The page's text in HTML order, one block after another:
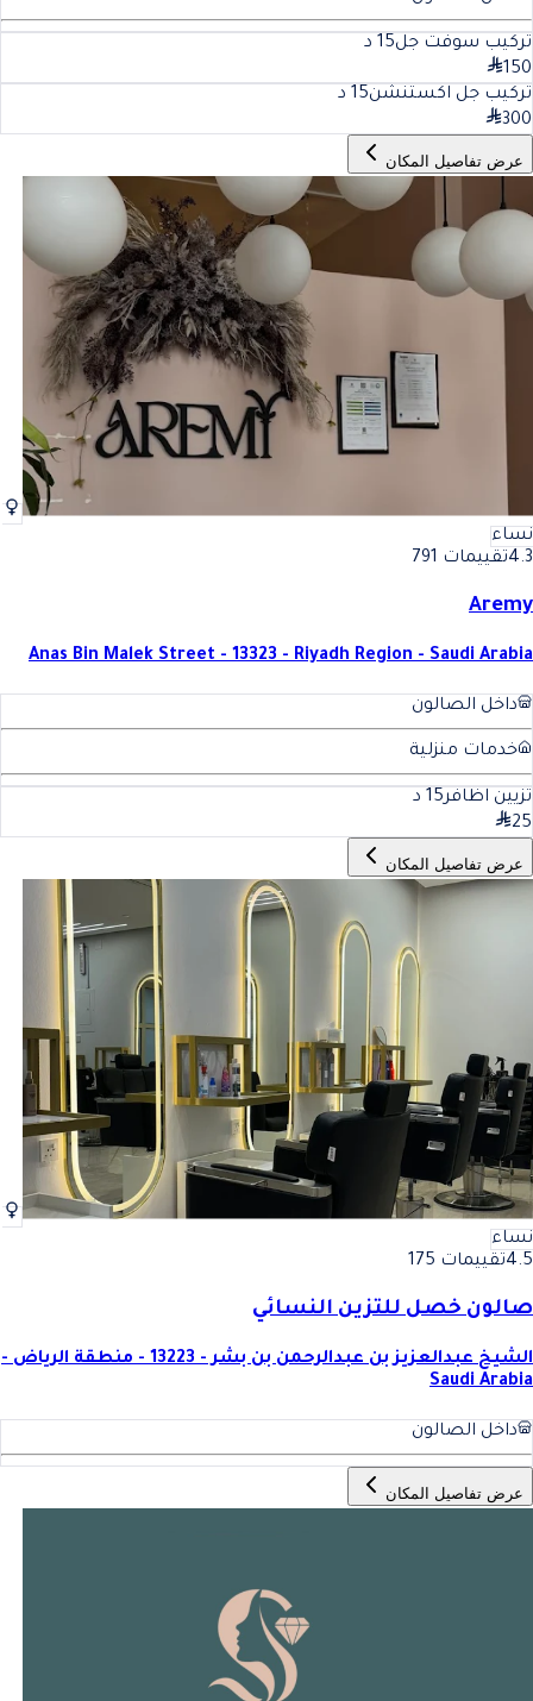
تركيب سوفت جل15 د
150
تركيب جل اكستنشن15 د
300
عرض تفاصيل المكان
نساء
4.3تقييمات 791
Aremy
Anas Bin Malek Street - 13323 - Riyadh Region - Saudi Arabia
داخل الصالون
خدمات منزلية
تزيين اظافر15 د
25
عرض تفاصيل المكان
نساء
4.5تقييمات 175
صالون خصل للتزين النسائي
الشيخ عبدالعزيز بن عبدالرحمن بن بشر - 13223 - منطقة الرياض -
Saudi Arabia
داخل الصالون
عرض تفاصيل المكان